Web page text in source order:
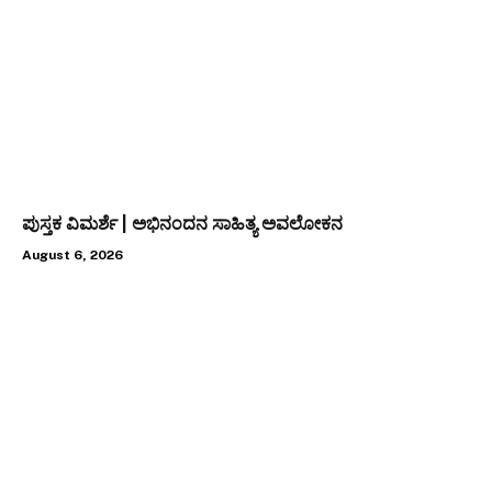
ಪುಸ್ತಕ ವಿಮರ್ಶೆ | ಅಭಿನಂದನ ಸಾಹಿತ್ಯ ಅವಲೋಕನ
August 6, 2026